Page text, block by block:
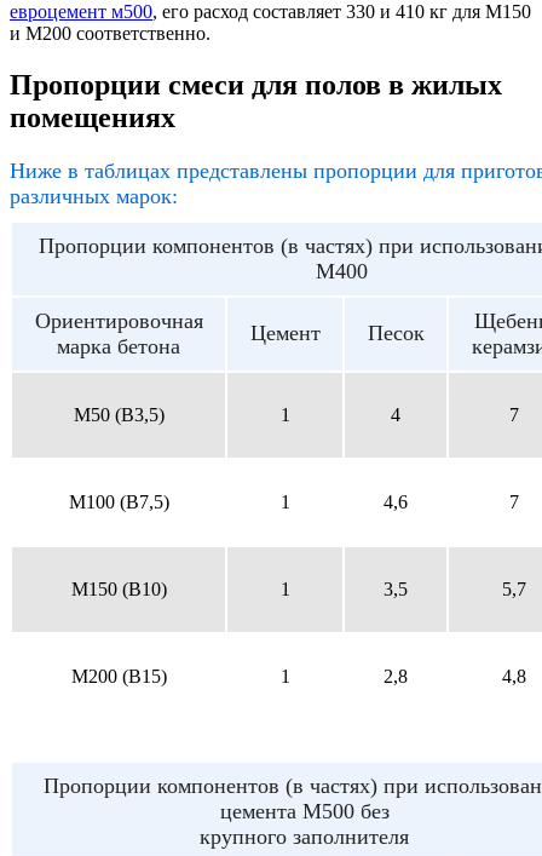
евроцемент м500, его расход составляет 330 и 410 кг для М150
и М200 соответственно.
Пропорции смеси для полов в жилых
помещениях
Ниже в таблицах представлены пропорции для
различных марок:
Пропорции компонентов (в частях) при
М400
Ориентировочная
марка бетона
Цемент Песок
M50 (B3,5) 1 4 7
M100 (B7,5) 1 4,6 7
M150 (B10) 1 3,5 5,7
M200 (B15) 1 2,8 4,8
Пропорции компонентов (в частях) при
цемента М500 без
крупного заполнителя